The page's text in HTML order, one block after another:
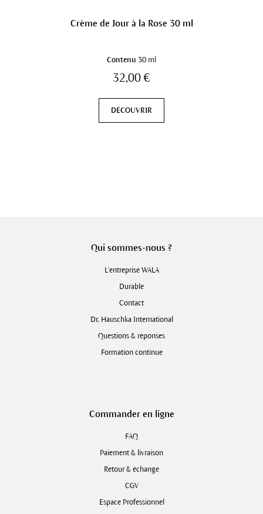
Crème de Jour à la Rose 30 ml
Contenu 30 ml
32,00 €
DÉCOUVRIR
Qui sommes-nous ?
L'entreprise WALA
Durable
Contact
Dr. Hauschka International
Questions & réponses
Formation continue
Commander en ligne
FAQ
Paiement & livraison
Retour & échange
CGV
Espace Professionnel